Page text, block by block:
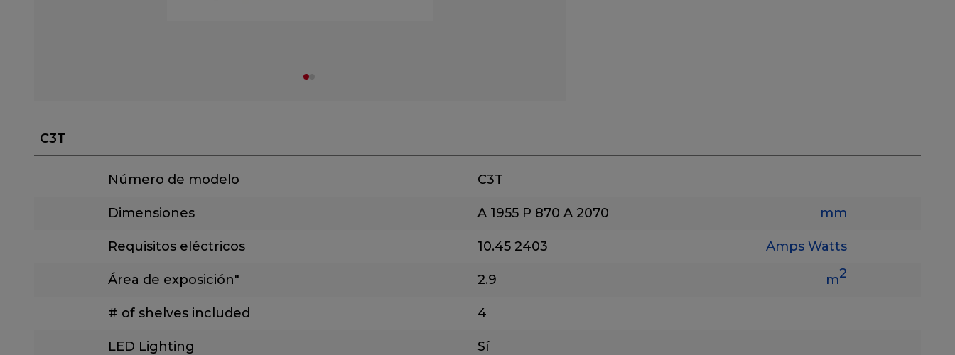
C3T
Número de modelo C3T
Dimensiones A 1955 P 870 A 2070 mm
Requisitos eléctricos 10.45 2403 Amps Watts
Área de exposición" 2.9 m2
# of shelves included 4
LED Lighting Sí